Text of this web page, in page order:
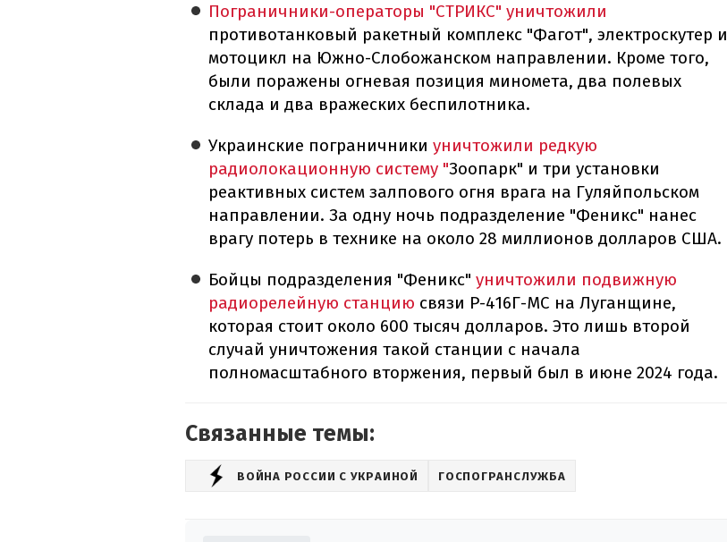
Пограничники-операторы "СТРИКС" уничтожили
противотанковый ракетный комплекс "Фагот", электроскутер и
мотоцикл на Южно-Слобожанском направлении. Кроме того,
были поражены огневая позиция миномета, два полевых
склада и два вражеских беспилотника.
Украинские пограничникиуничтожили редкую
радиолокационную систему "Зоопарк" и три установки
реактивных систем залпового огня врага на Гуляйпольском
направлении. За одну ночь подразделение "Феникс" нанес
врагу потерь в технике на около 28 миллионов долларов США.
Бойцы подразделения "Феникс" уничтожили подвижную
радиорелейную станцию связи Р-416Г-МС на Луганщине,
которая стоит около 600 тысяч долларов. Это лишь второй
случай уничтожения такой станции с начала
полномасштабного вторжения, первый был в июне 2024 года.
Связанные темы:
ВОЙНА РОССИИ С УКРАИНОЙ ГОСПОГРАНСЛУЖБА